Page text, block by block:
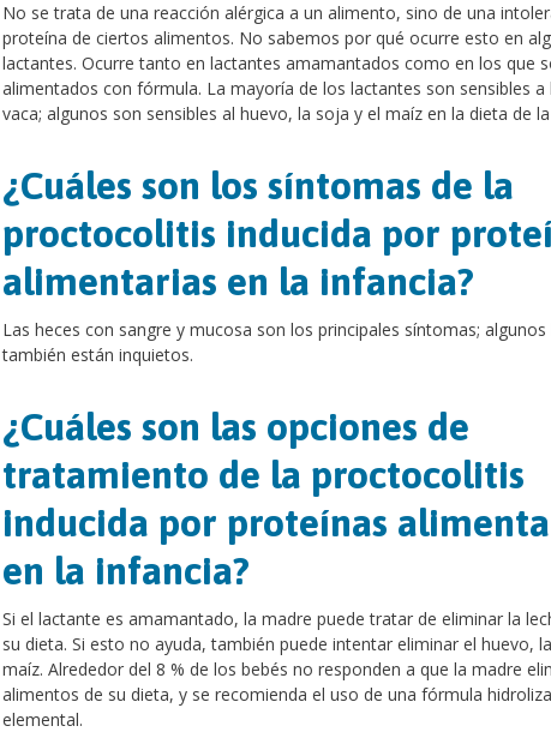
No se trata de una reacción alérgica a un alimento, sino de una
proteína de ciertos alimentos. No sabemos por qué ocurre esto en
lactantes. Ocurre tanto en lactantes amamantados como en los que
alimentados con fórmula. La mayoría de los lactantes son sensibles a
vaca; algunos son sensibles al huevo, la soja y el maíz en la dieta de
¿Cuáles son los síntomas de la
proctocolitis inducida por
alimentarias en la infancia?
Las heces con sangre y mucosa son los principales síntomas; algunos
también están inquietos.
¿Cuáles son las opciones de
tratamiento de la proctocolitis
inducida por proteínas
en la infancia?
Si el lactante es amamantado, la madre puede tratar de eliminar la
su dieta. Si esto no ayuda, también puede intentar eliminar el huevo,
maíz. Alrededor del 8 % de los bebés no responden a que la madre
alimentos de su dieta, y se recomienda el uso de una fórmula
elemental.